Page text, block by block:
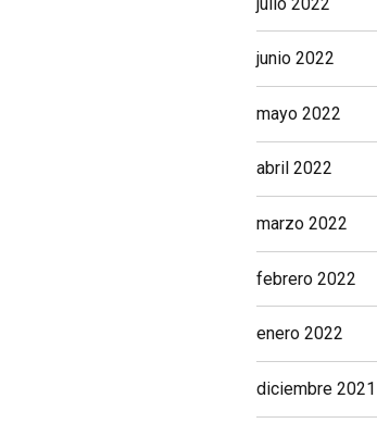
junio 2022
mayo 2022
abril 2022
marzo 2022
febrero 2022
enero 2022
diciembre 2021